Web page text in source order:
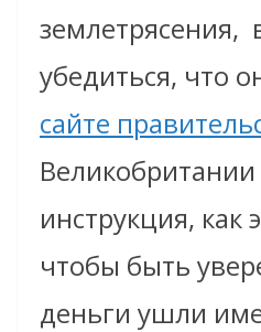
землетрясения,
убедиться, что
сайте
Великобритании
инструкция, как
чтобы быть
деньги ушли